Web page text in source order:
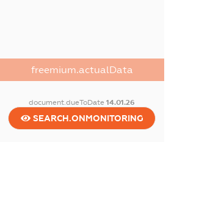
freemium.actualData
document.dueToDate14.01.26
SEARCH.ONMONITORING